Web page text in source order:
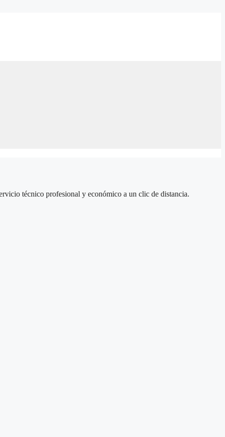
técnico profesional y económico a un clic de distancia.